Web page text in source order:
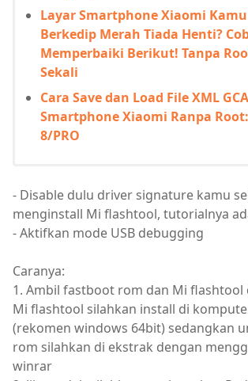
Layar Smartphone Xiaomi
Berkedip Merah Tiada Henti?
Memperbaiki Berikut! Tanpa
Sekali
Cara Save dan Load File XML
Smartphone Xiaomi Ranpa
8/PRO
- Disable dulu driver signature kamu
menginstall Mi flashtool, tutorialnya
- Aktifkan mode USB debugging
Caranya:
1. Ambil fastboot rom dan Mi flashtool
Mi flashtool silahkan install di
(rekomen windows 64bit) sedangkan
rom silahkan di ekstrak dengan
winrar